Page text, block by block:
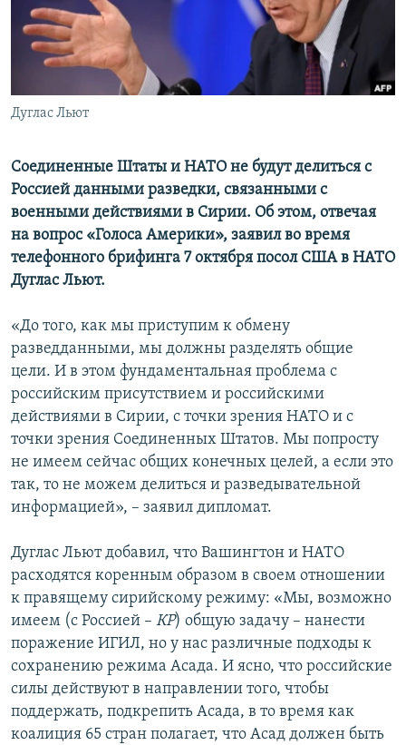
ПОБЕДИТЕЛЕЙ НЕ СУДЯТ?
КРЫМ.НЕПОКОРЕННЫЙ
УКРАИНСКАЯ ПРОБЛЕМА КРЫМА
ПРИСОЕДИНЯЙТЕСЬ!
Дуглас Льют
Соединенные Штаты и НАТО не будут делиться с
Россией данными разведки, связанными с
военными действиями в Сирии. Об этом, отвечая
на вопрос «Голоса Америки», заявил во время
телефонного брифинга 7 октября посол США в НАТО
Дуглас Льют.
«До того, как мы приступим к обмену
разведданными, мы должны разделять общие
цели. И в этом фундаментальная проблема с
российским присутствием и российскими
действиями в Сирии, с точки зрения НАТО и с
точки зрения Соединенных Штатов. Мы попросту
не имеем сейчас общих конечных целей, а если это
так, то не можем делиться и разведывательной
информацией», – заявил дипломат.
Дуглас Льют добавил, что Вашингтон и НАТО
расходятся коренным образом в своем отношении
к правящему сирийскому режиму: «Мы, возможно
имеем (с Россией – КР) общую задачу – нанести
поражение ИГИЛ, но у нас различные подходы к
сохранению режима Асада. И ясно, что российские
силы действуют в направлении того, чтобы
поддержать, подкрепить Асада, в то время как
коалиция 65 стран полагает, что Асад должен быть